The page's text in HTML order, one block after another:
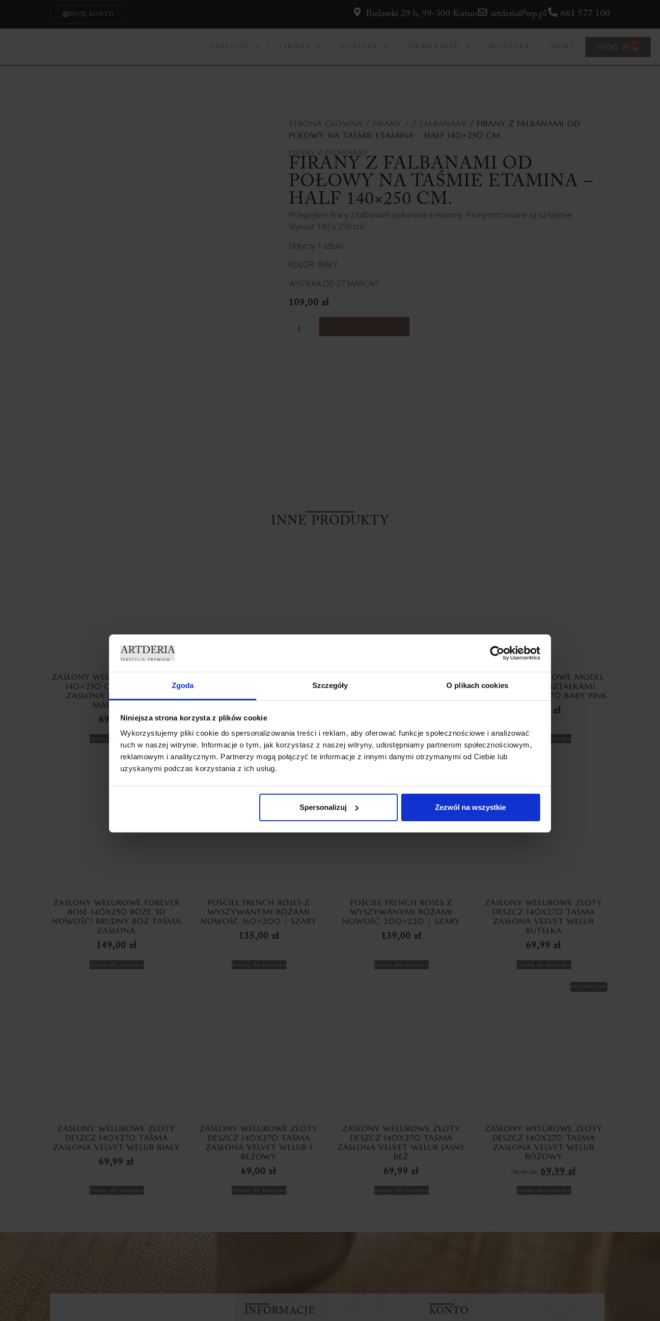
Zgoda Szczegóły O plikach cookies
Niniejsza strona korzysta z plików cookie
Wykorzystujemy pliki cookie do spersonalizowania treści i reklam, aby oferować funkcje społecznościowe i analizować
ruch w naszej witrynie. Informacje o tym, jak korzystasz z naszej witryny, udostępniamy partnerom społecznościowym,
reklamowym i analitycznym. Partnerzy mogą połączyć te informacje z innymi danymi otrzymanymi od Ciebie lub
uzyskanymi podczas korzystania z ich usług.
Spersonalizuj Zezwól na wszystkie
MOJE KONTO Bielawki 29 b, 99-300 Kutno artderia@wp.pl 661 577 100
ZASŁONY FIRANY POŚCIEL DEKORACJE KONTAKT HURT 0,00 ZŁ 0
STRONA GŁÓWNA / FIRANY / Z FALBANAMI / FIRANY Z FALBANAMI OD
POŁOWY NA TAŚMIE ETAMINA – HALF 140×250 CM.
FIRANY Z FALBANAMI
FIRANY Z FALBANAMI OD
POŁOWY NA TAŚMIE ETAMINA –
HALF 140×250 CM.
Przepiękne firany z falbanami wykonane z etaminy. Firany mocowane są na taśmie.
Wymiar 140 x 250 cm.
Dotyczy 1 sztuki.
KOLOR: BIAŁY
WYSYŁKA OD 27 MARCA!!!
109,00 zł
INNE PRODUKTY
ZASŁONY WELUROWE MARMUR
140×250 CM PRZELOTKA
ZASŁONA DEKORACYJNA
MARMUREK
69,99zł
Dodaj do koszyka
69,99
Dodaj do koszyka
KRYSZTAŁKAMI 140×250 SILVER
Dodaj do koszyka
ZASŁONY WELUROWE MODEL
METOR Z KRYSZTAŁKAMI
CYRKONIE 140×270 BABY PINK
zł
Dodaj do koszyka
ZASŁONY WELUROWE FOREVER
ROSE 140X250 RÓŻE 3D
NOWOŚĆ! BRUDNY RÓŻ TAŚMA
ZASŁONA
149,00 zł
Dodaj do koszyka
POŚCIEL FRENCH ROSES Z
WYSZYWANYMI RÓŻAMI
NOWOŚĆ 160×200 | SZARY
135,00 zł
Dodaj do koszyka
POŚCIEL FRENCH ROSES Z
WYSZYWANYMI RÓŻAMI
NOWOŚĆ 200×220 | SZARY
139,00 zł
Dodaj do koszyka
ZASŁONY WELUROWE ZŁOTY
DESZCZ 140X270 TAŚMA
ZASŁONA VELVET WELUR
BUTELKA
69,99 zł
Dodaj do koszyka
ZASŁONY WELUROWE ZŁOTY
DESZCZ 140X270 TAŚMA
ZASŁONA VELVET WELUR BIAŁY
69,99 zł
Dodaj do koszyka
ZASŁONY WELUROWE ZŁOTY
DESZCZ 140X270 TAŚMA
ZASŁONA VELVET WELUR I
BEŻOWY
69,00 zł
Dodaj do koszyka
ZASŁONY WELUROWE ZŁOTY
DESZCZ 140X270 TAŚMA
ZASŁONA VELVET WELUR JASNY
BEŻ
69,99 zł
Dodaj do koszyka
PROMOCJA!
ZASŁONY WELUROWE ZŁOTY
DESZCZ 140X270 TAŚMA
ZASŁONA VELVET WELUR
RÓŻOWY
74,39ZŁ 69,99 zł
Dodaj do koszyka
INFORMACJE KONTO